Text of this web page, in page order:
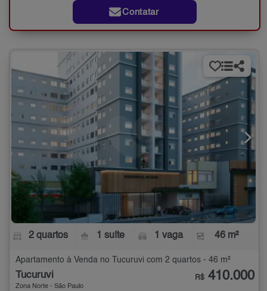
Contatar
2 quartos 1 suíte 1 vaga 46 m²
Apartamento à Venda no Tucuruvi com 2 quartos - 46 m²
Tucuruvi
Zona Norte - São Paulo
R$ 410.000